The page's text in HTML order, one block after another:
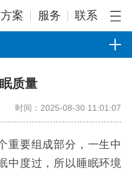
方案 服务 联系
质量
时间：2025-08-30 11:01:07
要组成部分，一生中
中度过，所以睡眠环境